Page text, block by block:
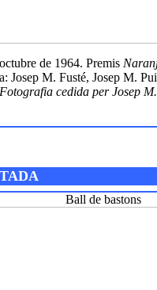
de 1964. Premis
Josep M. Fusté, Josep M.
Fotografia cedida per Josep
Ball de bastons